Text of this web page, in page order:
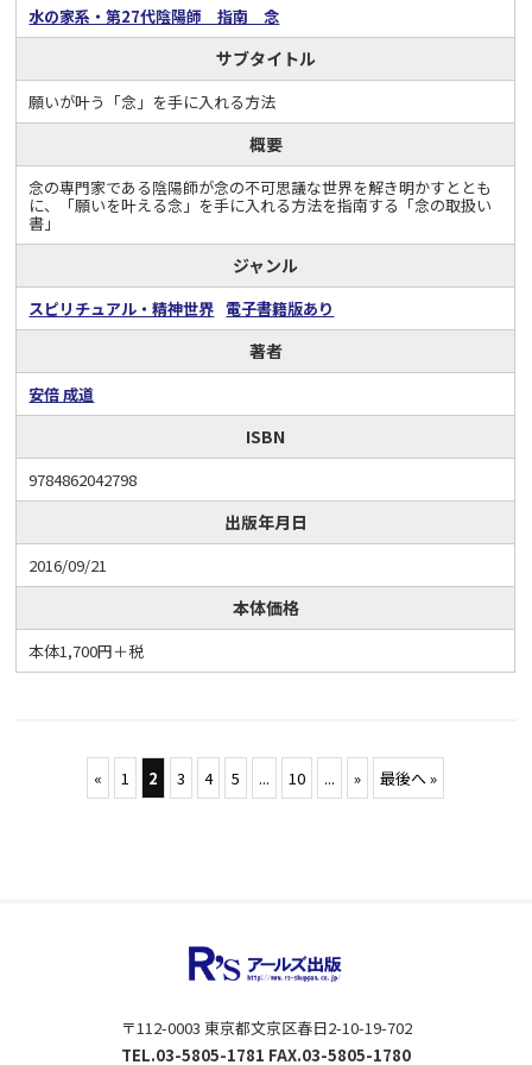
水の家系・第27代陰陽師 指南 念
サブタイトル
願いが叶う「念」を手に入れる方法
概要
念の専門家である陰陽師が念の不可思議な世界を解き明かすととも
に、「願いを叶える念」を手に入れる方法を指南する「念の取扱い
書」
ジャンル
スピリチュアル・精神世界 電子書籍版あり
著者
安倍 成道
ISBN
9784862042798
出版年月日
2016/09/21
本体価格
本体1,700円＋税
« 1 2 3 4 5 ... 10 ... » 最後へ »
〒112-0003 東京都文京区春日2-10-19-702
TEL.03-5805-1781 FAX.03-5805-1780